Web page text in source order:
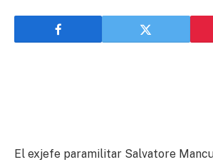
El exjefe paramilitar Salvatore